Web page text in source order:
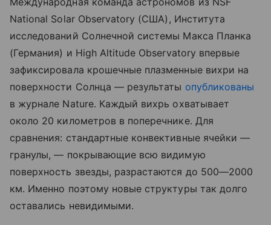
National Solar Observatory (США), Института
исследований Солнечной системы Макса Планка
(Германия) и High Altitude Observatory впервые
зафиксировала крошечные плазменные вихри на
поверхности Солнца — результаты опубликованы
в журнале Nature. Каждый вихрь охватывает
около 20 километров в поперечнике. Для
сравнения: стандартные конвективные ячейки —
гранулы, — покрывающие всю видимую
поверхность звезды, разрастаются до 500—2000
км. Именно поэтому новые структуры так долго
оставались невидимыми.